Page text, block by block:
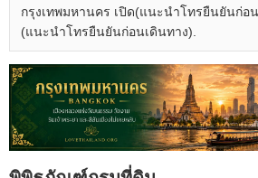
กรุงเทพมหานคร เปิด(แนะนำโทรยืนยันก่อน
(แนะนำโทรยืนยันก่อนเดินทาง).